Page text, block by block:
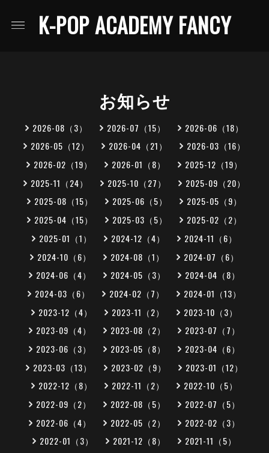
K-POP ACADEMY FANCY
お知らせ
2026-08（3） 2026-07（15）
2026-06（18）
2026-05（12）
2026-04（21）
2026-03（16）
2026-02（19）
2026-01（8）
2025-12（19）
2025-11（24）
2025-10（27）
2025-09（20）
2025-08（15）
2025-06（5）
2025-05（9）
2025-04（15）
2025-03（5）
2025-02（2）
2025-01（1）
2024-12（4）
2024-11（6）
2024-10（6）
2024-08（1）
2024-07（6）
2024-06（4）
2024-05（3）
2024-04（8）
2024-03（6）
2024-02（7）
2024-01（13）
2023-12（4）
2023-11（2）
2023-10（3）
2023-09（4）
2023-08（2）
2023-07（7）
2023-06（3）
2023-05（8）
2023-04（6）
2023-03（13）
2023-02（9）
2023-01（12）
2022-12（8）
2022-11（2）
2022-10（5）
2022-09（2）
2022-08（5）
2022-07（5）
2022-06（4）
2022-05（2）
2022-02（3）
2022-01（3）
2021-12（8）
2021-11（5）